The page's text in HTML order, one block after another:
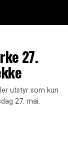
27.
utstyr som kun
27. mai.